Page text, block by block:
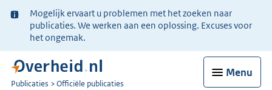
Ter
informatie:
Mogelijk ervaart u problemen met het zoeken naar
publicaties. We werken aan een oplossing. Excuses voor
het ongemak.
Menu
U
Publicaties Officiële publicaties